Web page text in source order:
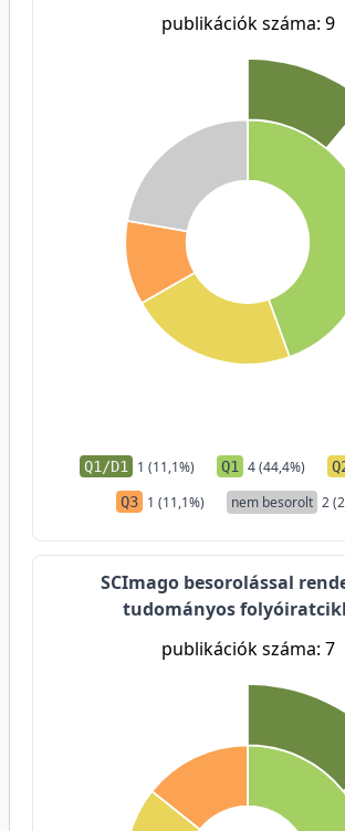
publikációk száma: 9
Q1/D1 1 (11,1%) Q1 4 (44,4%)
Q3 1 (11,1%) nem besorolt 2
SCImago besorolással
tudományos
publikációk száma: 7